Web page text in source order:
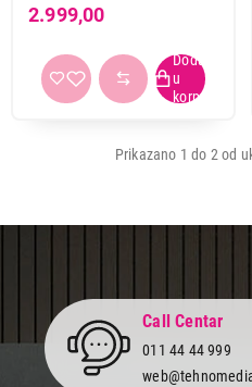
2.999,00
Prikazano 1 do 2 od
Call Centar
011 44 44 999